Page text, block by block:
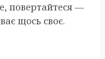
повертайтеся —
щось своє.